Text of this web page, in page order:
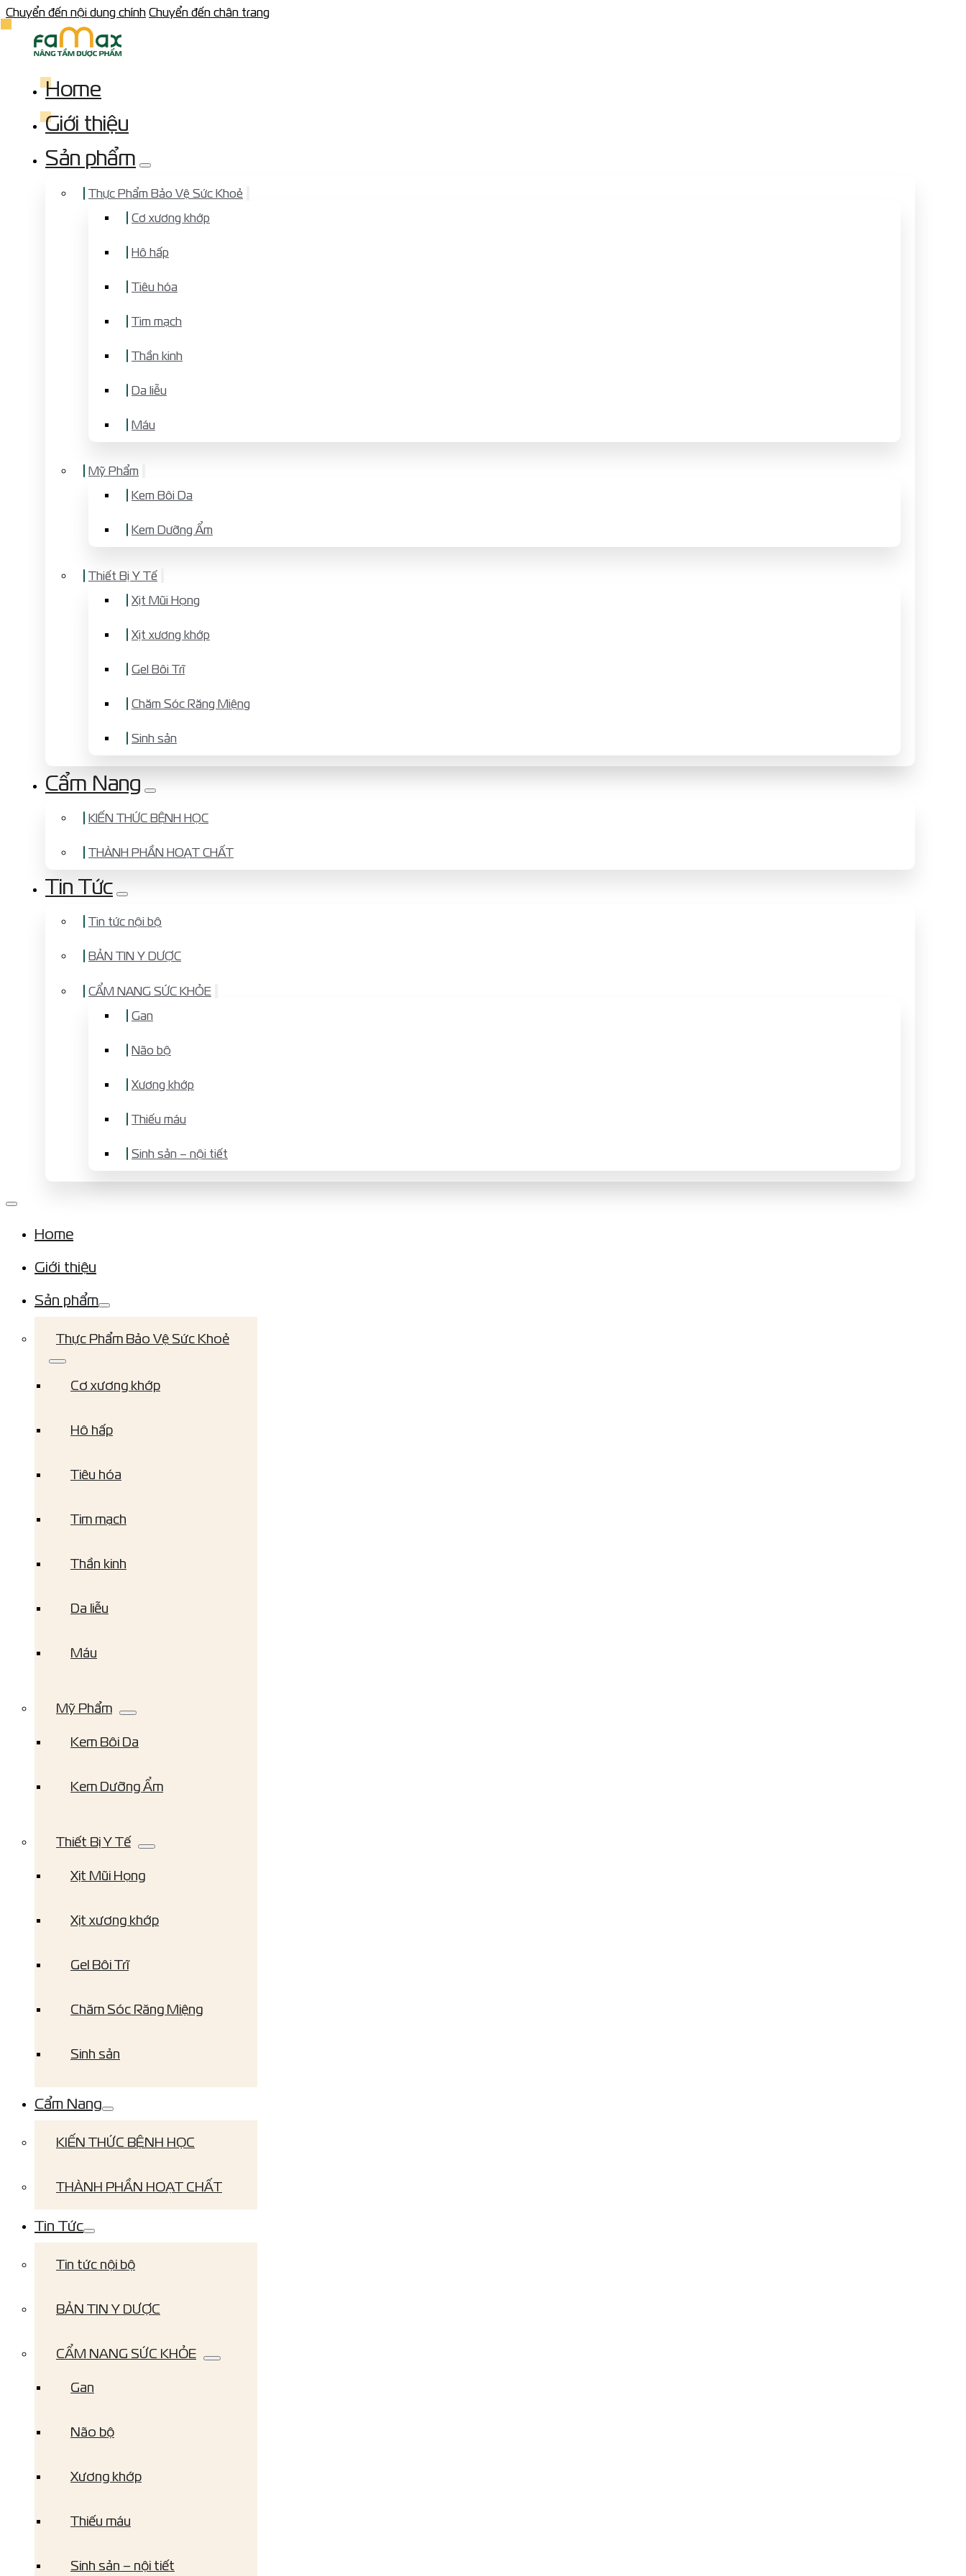
Chuyển đến nội dung chính Chuyển đến chân trang
Home
Giới thiệu
Sản phẩm
Thực Phẩm Bảo Vệ Sức Khoẻ
Cơ xương khớp
Hô hấp
Tiêu hóa
Tim mạch
Thần kinh
Da liễu
Máu
Mỹ Phẩm
Kem Bôi Da
Kem Dưỡng Ẩm
Thiết Bị Y Tế
Xịt Mũi Họng
Xịt xương khớp
Gel Bôi Trĩ
Chăm Sóc Răng Miệng
Sinh sản
Cẩm Nang
KIẾN THỨC BỆNH HỌC
THÀNH PHẦN HOẠT CHẤT
Tin Tức
Tin tức nội bộ
BẢN TIN Y DƯỢC
CẨM NANG SỨC KHỎE
Gan
Não bộ
Xương khớp
Thiếu máu
Sinh sản – nội tiết
Home
Giới thiệu
Sản phẩm
Thực Phẩm Bảo Vệ Sức Khoẻ
Cơ xương khớp
Hô hấp
Tiêu hóa
Tim mạch
Thần kinh
Da liễu
Máu
Mỹ Phẩm
Kem Bôi Da
Kem Dưỡng Ẩm
Thiết Bị Y Tế
Xịt Mũi Họng
Xịt xương khớp
Gel Bôi Trĩ
Chăm Sóc Răng Miệng
Sinh sản
Cẩm Nang
KIẾN THỨC BỆNH HỌC
THÀNH PHẦN HOẠT CHẤT
Tin Tức
Tin tức nội bộ
BẢN TIN Y DƯỢC
CẨM NANG SỨC KHỎE
Gan
Não bộ
Xương khớp
Thiếu máu
Sinh sản – nội tiết